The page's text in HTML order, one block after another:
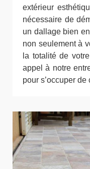
extérieur
nécessaire de
un dallage bien
non seulement à
la totalité de
appel à notre
pour s’occuper